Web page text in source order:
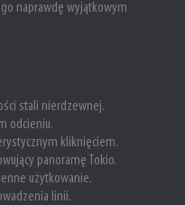
naprawdę wyjątkowym
stali nierdzewnej.
odcieniu.
kliknięciem.
panoramę Tokio.
użytkowanie.
linii.